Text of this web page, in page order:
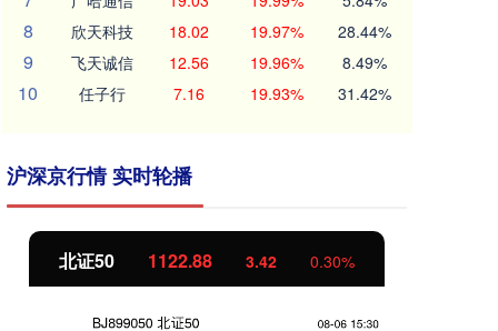
8 欣天科技 18.02 19.97% 28.44%
9 飞天诚信 12.56 19.96% 8.49%
10 任子行 7.16 19.93% 31.42%
沪深京行情 实时轮播
北证50 1122.88 3.42 0.30%